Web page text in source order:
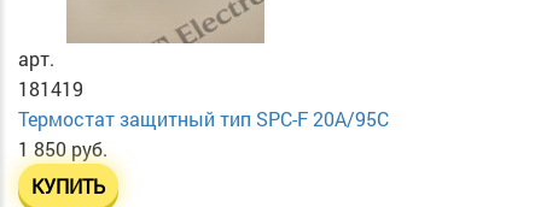
арт.
181419
Термостат защитный тип SPC-F 20A/95C
1 850 руб.
КУПИТЬ